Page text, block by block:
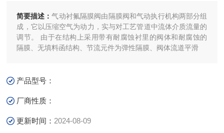
简要描述：气动衬氟隔膜阀由隔膜阀和气动执行机构两部分组
成，它以压缩空气为动力，实与对工艺管道中流体介质流量的
调节。 由于在结构上采用带有耐腐蚀衬里的阀体和耐腐蚀的
隔膜、无填料函结构、节流元件为弹性隔膜、阀体流道平滑
产品型号：
厂商性质：
更新时间： 2024-08-09